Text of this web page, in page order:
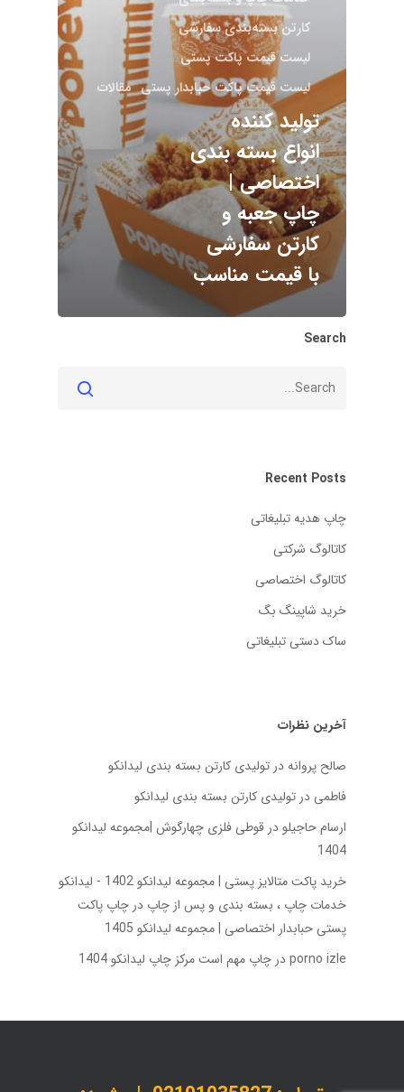
کارتن بسته‌بندی سفارشی
لیست قیمت پاکت پستی
لیست قیمت پاکت حبابدار پستی مقالات
تولید کننده
انواع بسته بندی
اختصاصی |
چاپ جعبه و
کارتن سفارشی
با قیمت مناسب
Search
Recent Posts
چاپ هدیه تبلیغاتی
کاتالوگ شرکتی
کاتالوگ اختصاصی
خرید شاپینگ بگ
ساک دستی تبلیغاتی
آخرین نظرات
صالح پروانهدر تولیدی کارتن بسته‌ بندی لیدانکو
فاطمیدر تولیدی کارتن بسته‌ بندی لیدانکو
ارسام حاجیلودر قوطی فلزی چهارگوش |مجموعه لیدانکو
1404
خرید پاکت متالایز پستی | مجموعه لیدانکو 1402 - لیدانکو
خدمات چاپ ، بسته بندی و پس از چاپ در چاپ پاکت
پستی حبابدار اختصاصی | مجموعه لیدانکو 1405
porno izleدر چاپ مهم است مرکز چاپ لیدانکو 1404